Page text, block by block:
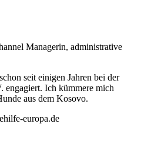
Managerin, administrative
seit einigen Jahren bei der
engagiert. Ich kümmere mich
aus dem Kosovo.
europa.de